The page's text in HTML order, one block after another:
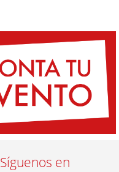
Síguenos en